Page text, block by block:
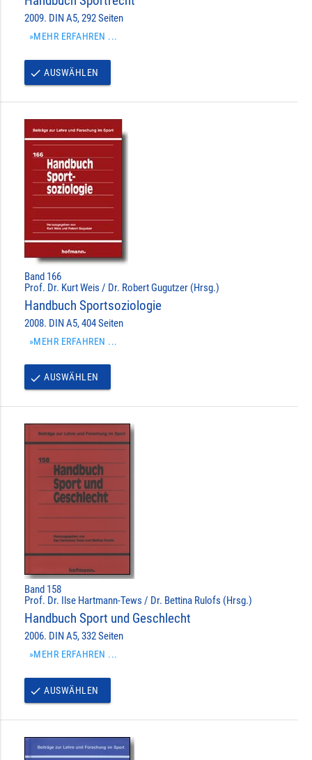
2009. DIN A5, 292 Seiten
»MEHR ERFAHREN ...
done AUSWÄHLEN
Band 166
Prof. Dr. Kurt Weis / Dr. Robert Gugutzer (Hrsg.)
Handbuch Sportsoziologie
2008. DIN A5, 404 Seiten
»MEHR ERFAHREN ...
done AUSWÄHLEN
Band 158
Prof. Dr. Ilse Hartmann-Tews / Dr. Bettina Rulofs (Hrsg.)
Handbuch Sport und Geschlecht
2006. DIN A5, 332 Seiten
»MEHR ERFAHREN ...
done AUSWÄHLEN